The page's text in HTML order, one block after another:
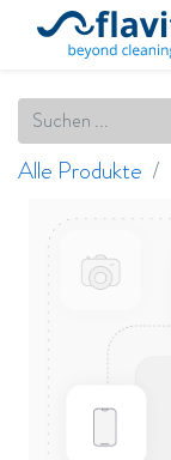
Alle Produkte